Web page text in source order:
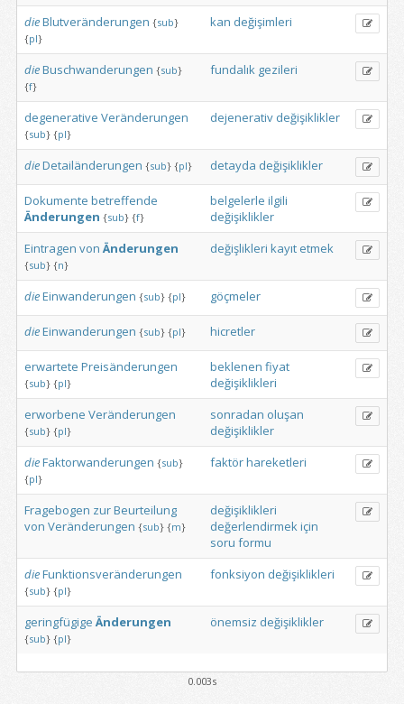
dieBlutveränderungen {sub}
{pl}
kan değişimleri
dieBuschwanderungen {sub}
{f}
fundalık gezileri
degenerative Veränderungen
{sub} {pl}
dejenerativ değişiklikler
dieDetailänderungen {sub} {pl} detayda değişiklikler
Dokumente betreffende
Änderungen {sub} {f}
belgelerle ilgili
değişiklikler
Eintragen von Änderungen
{sub} {n}
değişlikleri kayıt etmek
dieEinwanderungen {sub} {pl} göçmeler
dieEinwanderungen {sub} {pl} hicretler
erwartete Preisänderungen
{sub} {pl}
beklenen fiyat
değişiklikleri
erworbene Veränderungen
{sub} {pl}
sonradan oluşan
değişiklikler
dieFaktorwanderungen {sub}
{pl}
faktörhareketleri
Fragebogen zurBeurteilung
von Veränderungen {sub} {m}
değişiklikleri
değerlendirmekiçin
soru formu
dieFunktionsveränderungen
{sub} {pl}
fonksiyon değişiklikleri
geringfügige Änderungen
{sub} {pl}
önemsiz değişiklikler
0.003s